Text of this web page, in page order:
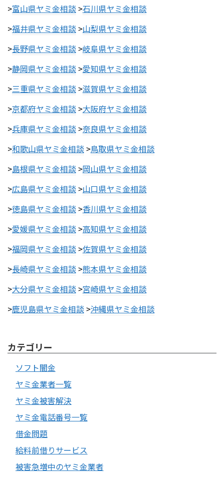
>富山県ヤミ金相談 >石川県ヤミ金相談
>福井県ヤミ金相談 >山梨県ヤミ金相談
>長野県ヤミ金相談 >岐阜県ヤミ金相談
>静岡県ヤミ金相談 >愛知県ヤミ金相談
>三重県ヤミ金相談 >滋賀県ヤミ金相談
>京都府ヤミ金相談 >大阪府ヤミ金相談
>兵庫県ヤミ金相談 >奈良県ヤミ金相談
>和歌山県ヤミ金相談 >鳥取県ヤミ金相談
>島根県ヤミ金相談 >岡山県ヤミ金相談
>広島県ヤミ金相談 >山口県ヤミ金相談
>徳島県ヤミ金相談 >香川県ヤミ金相談
>愛媛県ヤミ金相談 >高知県ヤミ金相談
>福岡県ヤミ金相談 >佐賀県ヤミ金相談
>長崎県ヤミ金相談 >熊本県ヤミ金相談
>大分県ヤミ金相談 >宮崎県ヤミ金相談
>鹿児島県ヤミ金相談 >沖縄県ヤミ金相談
カテゴリー
ソフト闇金
ヤミ金業者一覧
ヤミ金被害解決
ヤミ金電話番号一覧
借金問題
給料前借りサービス
被害急増中のヤミ金業者